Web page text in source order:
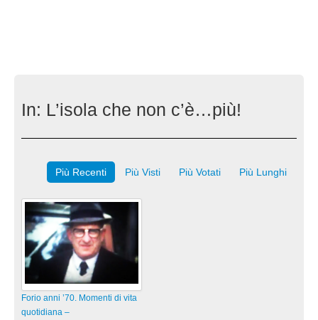
In: L’isola che non c’è…più!
Più Recenti Più Visti Più Votati Più Lunghi
Forio anni ’70. Momenti di vita
quotidiana –